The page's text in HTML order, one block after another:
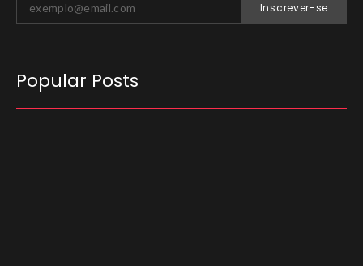
Inscrever-se
Popular Posts